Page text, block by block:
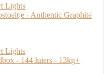
- Authentic Graphite
- 144 luiers - 13kg+